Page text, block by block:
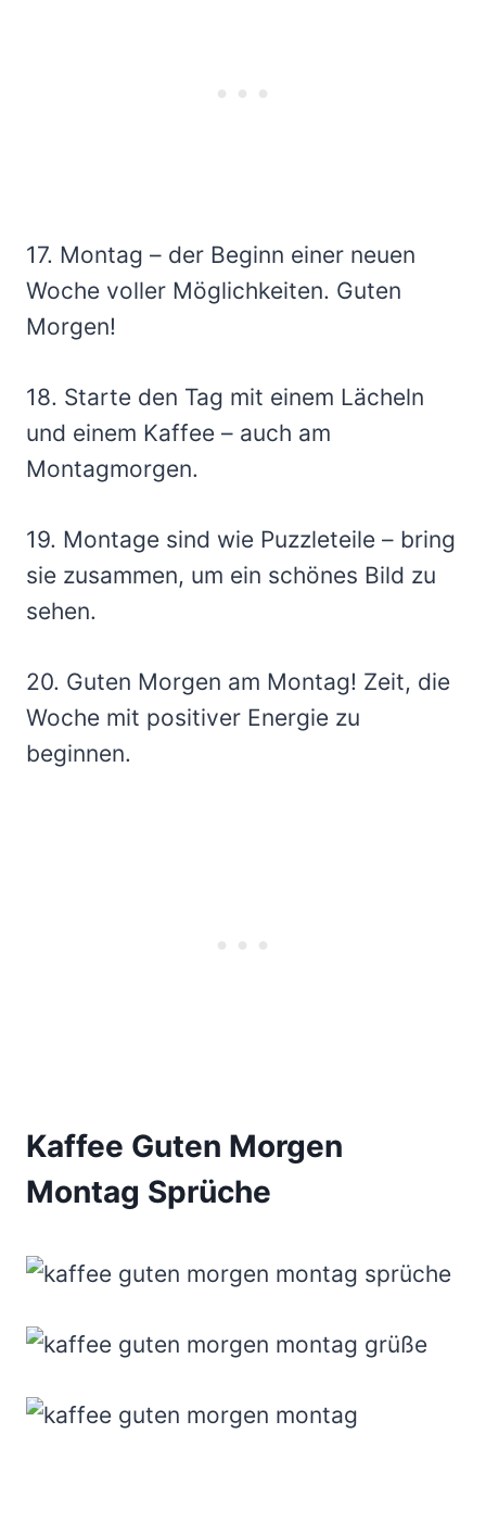
17. Montag – der Beginn einer neuen
Woche voller Möglichkeiten. Guten
Morgen!
18. Starte den Tag mit einem Lächeln
und einem Kaffee – auch am
Montagmorgen.
19. Montage sind wie Puzzleteile – bring
sie zusammen, um ein schönes Bild zu
sehen.
20. Guten Morgen am Montag! Zeit, die
Woche mit positiver Energie zu
beginnen.
Kaffee Guten Morgen
Montag Sprüche